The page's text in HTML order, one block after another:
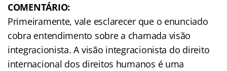
COMENTÁRIO:
Primeiramente, vale esclarecer que o enunciado
cobra entendimento sobre a chamada visão
integracionista. A visão integracionista do direito
internacional dos direitos humanos é uma